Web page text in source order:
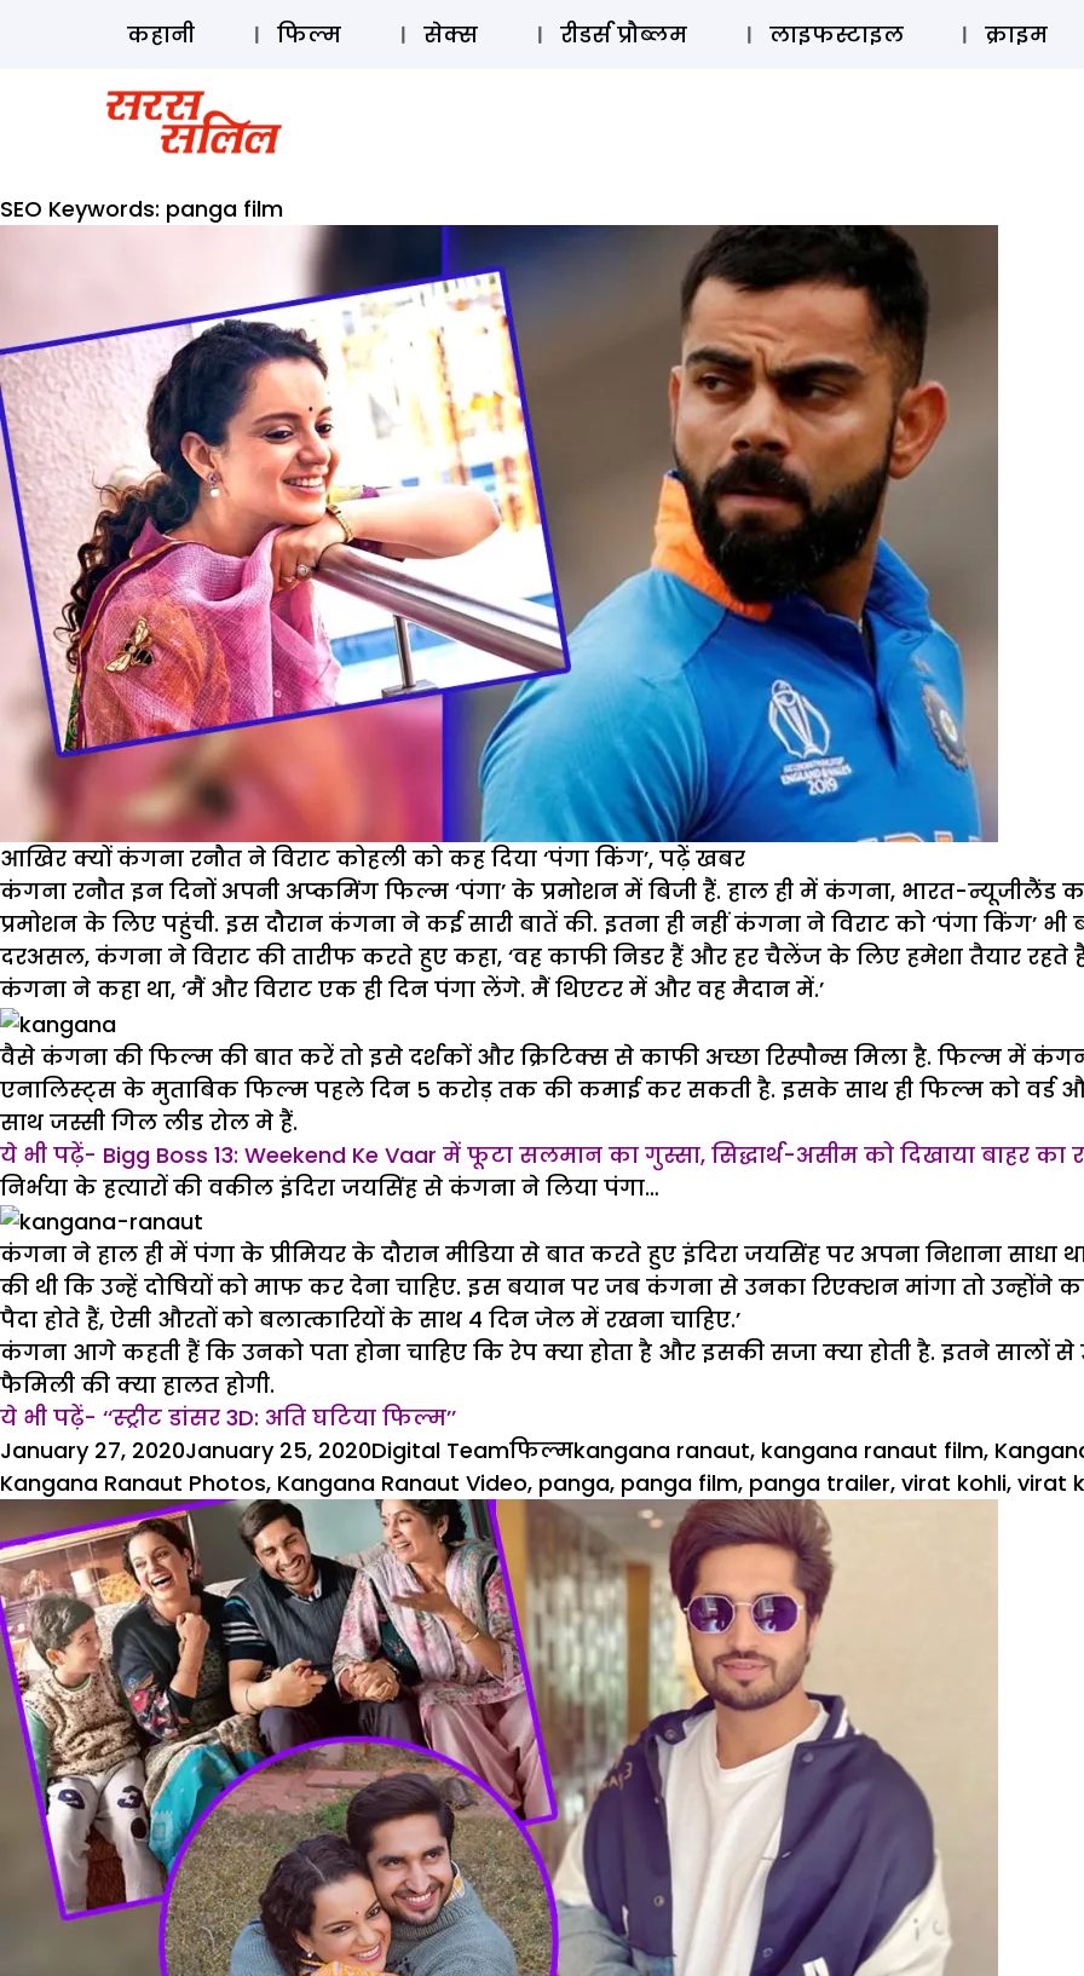
ऑडियो
कहानी फिल्म सेक्स रीडर्स प्रौब्लम लाइफस्टाइल क्राइम
SEO Keywords: panga film
आखिर क्यों कंगना रनौत ने विराट कोहली को कह दिया ‘पंगा किंग’, पढ़ें खबर
कंगना रनौत इन दिनों अपनी अप्कमिंग फिल्म ‘पंगा’ के प्रमोशन में बिजी हैं. हाल ही में कंगना, भारत-न्यूजीलैंड
प्रमोशन के लिए पहुंची. इस दौरान कंगना ने कई सारी बातें की. इतना ही नहीं कंगना ने विराट को ‘पंगा किंग’ भी
दरअसल, कंगना ने विराट की तारीफ करते हुए कहा, ‘वह काफी निडर हैं और हर चैलेंज के लिए हमेशा तैयार रहते
कंगना ने कहा था, ‘मैं और विराट एक ही दिन पंगा लेंगे. मैं थिएटर में और वह मैदान में.’
वैसे कंगना की फिल्म की बात करें तो इसे दर्शकों और क्रिटिक्स से काफी अच्छा रिस्पौन्स मिला है. फिल्म में कंगना
एनालिस्ट्स के मुताबिक फिल्म पहले दिन 5 करोड़ तक की कमाई कर सकती है. इसके साथ ही फिल्म को
साथ जस्सी गिल लीड रोल मे हैं.
ये भी पढ़ें- Bigg Boss 13: Weekend Ke Vaar में फूटा सलमान का गुस्सा, सिद्धार्थ-असीम को दिखाया बाहर का
निर्भया के हत्यारों की वकील इंदिरा जयसिंह से कंगना ने लिया पंगा…
कंगना ने हाल ही में पंगा के प्रीमियर के दौरान मीडिया से बात करते हुए इंदिरा जयसिंह पर अपना निशाना साधा
की थी कि उन्हें दोषियों को माफ कर देना चाहिए. इस बयान पर जब कंगना से उनका रिएक्शन मांगा तो उन्होंने
पैदा होते हैं, ऐसी औरतों को बलात्कारियों के साथ 4 दिन जेल में रखना चाहिए.’
कंगना आगे कहती हैं कि उनको पता होना चाहिए कि रेप क्या होता है और इसकी सजा क्या होती है. इतने सालों
फैमिली की क्या हालत होगी.
ये भी पढ़ें- ‘‘स्ट्रीट डांसर 3D: अति घटिया फिल्म’’
Posted
on
January 27, 2020January 25, 2020Author
Digital TeamCategories
फिल्मTags
kangana ranaut, kangana ranaut film,
Kangana Ranaut Photos, Kangana Ranaut Video, panga, panga film, panga trailer, virat kohli, virat